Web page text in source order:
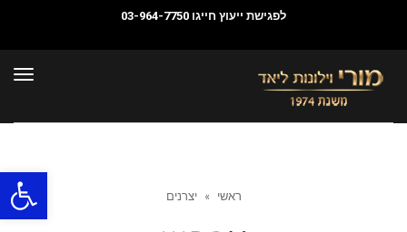
פתח
לפגישת ייעוץ חייגו 03-964-7750
ראשי » יצרנים